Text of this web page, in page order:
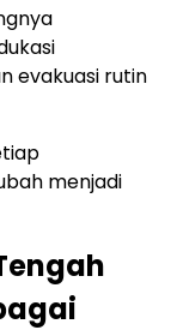
evakuasi rutin
menjadi